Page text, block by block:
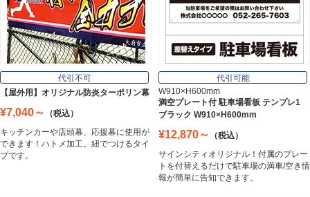
Board
フレーム／看板枠
Frame
代引不可
【屋外用】オリジナル防炎ターポリン幕
¥7,040～
（税込）
キッチンカーや店頭幕、応援幕に使用が
できます！ハトメ加工。紐でつけるタイ
プです。
代引可能
W910×H600mm
満空プレート付 駐車場看板 テンプレ1
ブラック W910×H600mm
¥12,870～
（税込）
サインシティオリジナル！付属のプレー
トを付替えるだけで駐車場の満車/空き情
報が簡単に告知できます。